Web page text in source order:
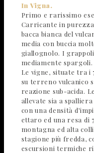
In Vigna.
Primo e rarissimo
Carricante in
bacca bianca del
media con buccia
giallognolo. I
mediamente spargoli.
Le vigne, situate tra i
su terreno vulcanico
reazione sub-acida.
allevate sia a
con una densità
ettaro ed una resa di
montagna ed alta
stagione più fredda,
escursioni termiche